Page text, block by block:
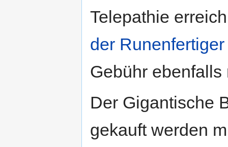
Telepathie
der Runenfertiger
Gebühr ebenfalls
Der Gigantische
gekauft werden